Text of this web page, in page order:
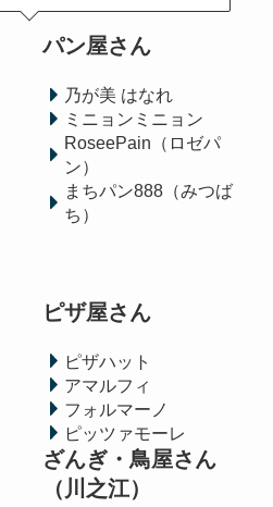
パン屋さん
乃が美 はなれ
ミニョンミニョン
RoseePain（ロゼパ
ン）
まちパン888（みつば
ち）
ピザ屋さん
ピザハット
アマルフィ
フォルマーノ
ピッツァモーレ
ざんぎ・鳥屋さん
（川之江）